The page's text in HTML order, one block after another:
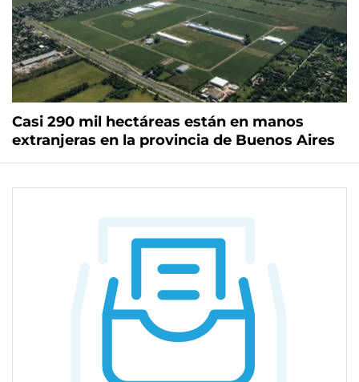
Casi 290 mil hectáreas están en manos
extranjeras en la provincia de Buenos Aires